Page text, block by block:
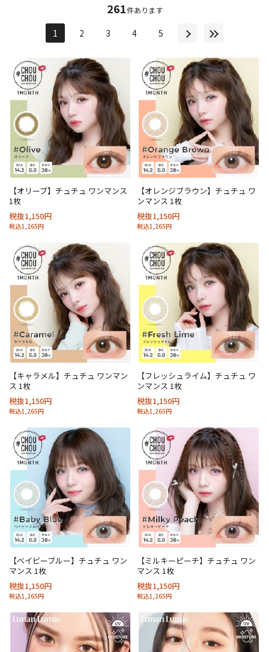
261件あります
1 2 3 4 5
【オリーブ】チュチュ ワンマンス
1枚
税抜1,150円
税込1,265円
【オレンジブラウン】チュチュ ワ
ンマンス 1枚
税抜1,150円
税込1,265円
【キャラメル】チュチュ ワンマン
ス 1枚
税抜1,150円
税込1,265円
【フレッシュライム】チュチュ ワ
ンマンス 1枚
税抜1,150円
税込1,265円
【ベイビーブルー】チュチュ ワン
マンス 1枚
税抜1,150円
税込1,265円
【ミルキーピーチ】チュチュ ワン
マンス 1枚
税抜1,150円
税込1,265円